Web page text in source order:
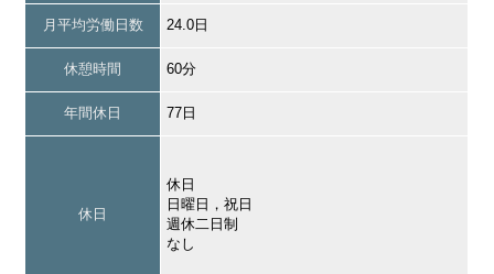
月平均労働日数 24.0日
休憩時間 60分
年間休日 77日
休日
休日
日曜日，祝日
週休二日制
なし